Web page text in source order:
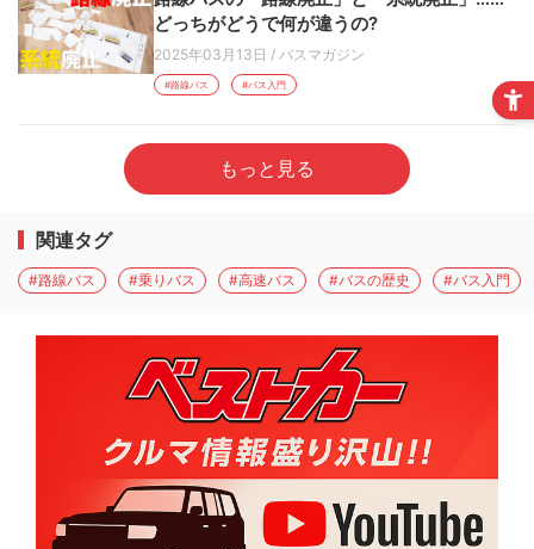
どっちがどうで何が違うの?
2025年03月13日 / バスマガジン
#路線バス #バス入門
もっと見る
関連タグ
#路線バス #乗りバス #高速バス #バスの歴史 #バス入門